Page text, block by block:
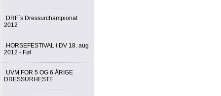
DRF´s Dressurchampionat
2012
HORSEFESTIVAL i DV 18. aug
2012 - Føl
UVM FOR 5 OG 6 ÅRIGE
DRESSURHESTE